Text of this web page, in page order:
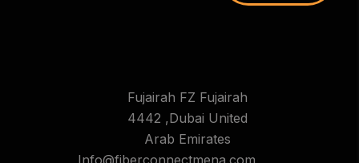
Fujairah FZ Fujairah
4442 ,Dubai United
Arab Emirates
Info@fiberconnectmena.com